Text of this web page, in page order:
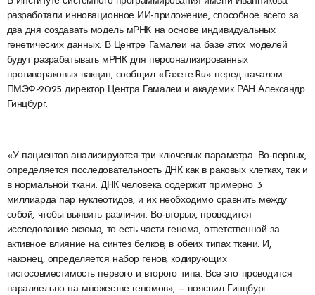
разработали инновационное ИИ-приложение, способное всего за
два дня создавать модель мРНК на основе индивидуальных
генетических данных. В Центре Гамалеи на базе этих моделей
будут разрабатывать мРНК для персонализированных
противораковых вакцин, сообщил «Газете.Ru» перед началом
ПМЭФ-2025 директор Центра Гамалеи и академик РАН Александр
Гинцбург.
«У пациентов анализируются три ключевых параметра. Во-первых,
определяется последовательность ДНК как в раковых клетках, так и
в нормальной ткани. ДНК человека содержит примерно 3
миллиарда пар нуклеотидов, и их необходимо сравнить между
собой, чтобы выявить различия. Во-вторых, проводится
исследование экзома, то есть части генома, ответственной за
активное влияние на синтез белков, в обеих типах ткани. И,
наконец, определяется набор генов, кодирующих
гистосовместимость первого и второго типа. Все это проводится
параллельно на множестве геномов», — пояснил Гинцбург.